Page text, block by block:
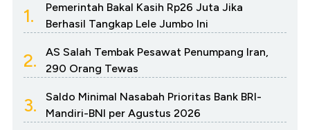
1.
Pemerintah Bakal Kasih Rp26 Juta Jika
Berhasil Tangkap Lele Jumbo Ini
2.
AS Salah Tembak Pesawat Penumpang Iran,
290 Orang Tewas
3.
Saldo Minimal Nasabah Prioritas Bank BRI-
Mandiri-BNI per Agustus 2026